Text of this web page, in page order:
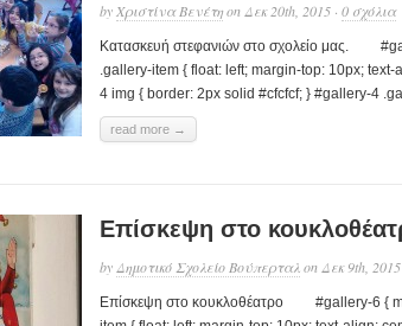
by Χριστίνα Βενέτηon Δεκ 20th, 2015 · 0 σχόλια
Κατασκευή στεφανιών στο σχολείο μας.
.gallery-item { float: left; margin-top: 10px;
4 img { border: 2px solid #cfcfcf; } #gallery-4
read more →
Επίσκεψη στο
by Δημοτικό Σχολείο Βούπερταλ on Δεκ 9th, 2015
Επίσκεψη στο κουκλοθέατρο #gallery-6 {